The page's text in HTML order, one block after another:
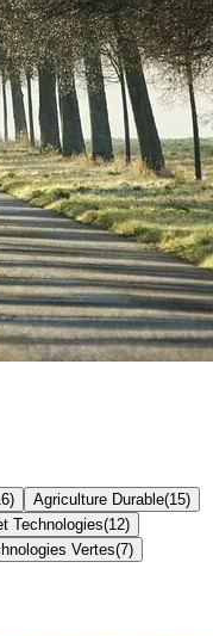
) Agriculture Durable(15)
Technologies(12)
Vertes(7)